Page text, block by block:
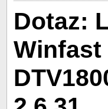
Dotaz:
Winfast